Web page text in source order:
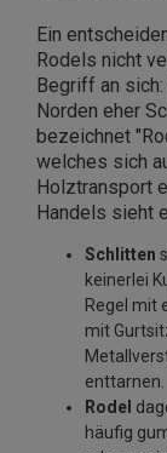
Ein
Rodels nicht
Begriff an
Norden eher
bezeichnet
welches sich
Holztransport
Handels sieht
Schlitten
keinerlei
Regel mit
mit
enttarnen.
Rodel
häufig